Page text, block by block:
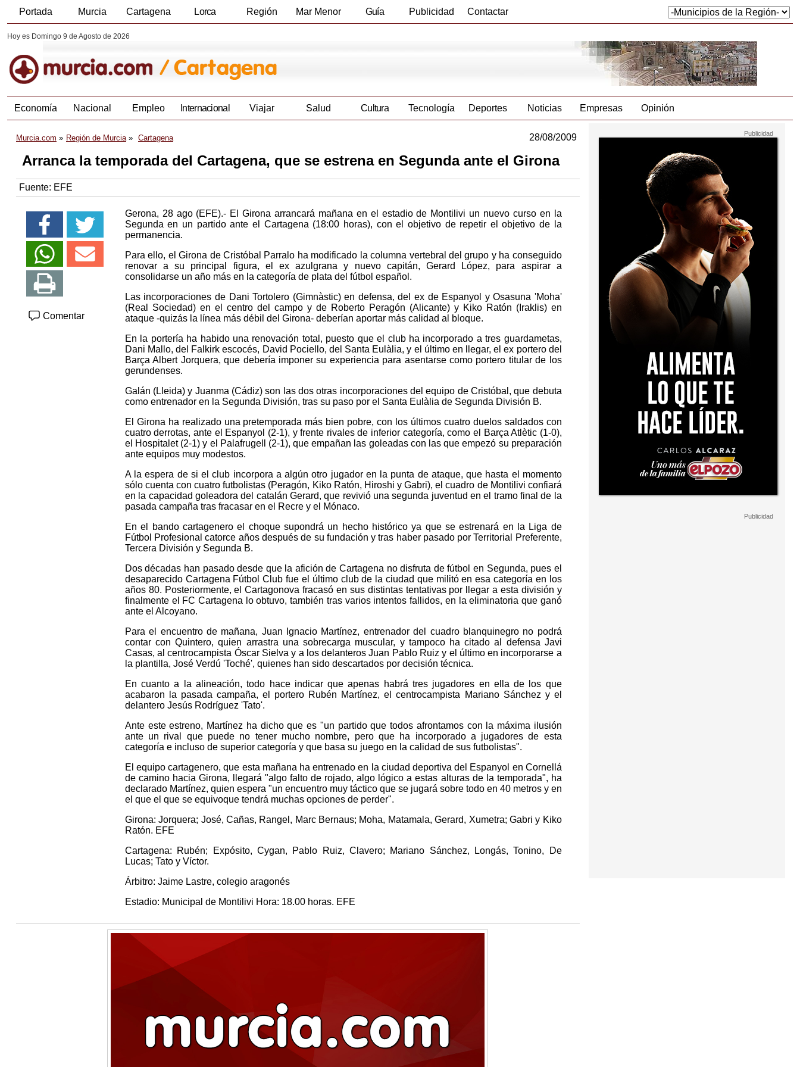
Portada Murcia Cartagena Lorca Región Mar Menor Guía Publicidad Contactar
Hoy es Domingo 9 de Agosto de 2026
Economía Nacional Empleo Internacional Viajar Salud Cultura Tecnología Deportes Noticias Empresas Opinión
Murcia.com Región de Murcia Cartagena 28/08/2009
Arranca la temporada del Cartagena, que se estrena en Segunda ante el Girona
Fuente: EFE
Comentar
Gerona, 28 ago (EFE).- El Girona arrancará mañana en el estadio de Montilivi un nuevo curso en la
Segunda en un partido ante el Cartagena (18:00 horas), con el objetivo de repetir el objetivo de la
permanencia.
Para ello, el Girona de Cristóbal Parralo ha modificado la columna vertebral del grupo y ha conseguido
renovar a su principal figura, el ex azulgrana y nuevo capitán, Gerard López, para aspirar a
consolidarse un año más en la categoría de plata del fútbol español.
Las incorporaciones de Dani Tortolero (Gimnàstic) en defensa, del ex de Espanyol y Osasuna 'Moha'
(Real Sociedad) en el centro del campo y de Roberto Peragón (Alicante) y Kiko Ratón (Iraklis) en
ataque -quizás la línea más débil del Girona- deberían aportar más calidad al bloque.
En la portería ha habido una renovación total, puesto que el club ha incorporado a tres guardametas,
Dani Mallo, del Falkirk escocés, David Pociello, del Santa Eulàlia, y el último en llegar, el ex portero del
Barça Albert Jorquera, que debería imponer su experiencia para asentarse como portero titular de los
gerundenses.
Galán (Lleida) y Juanma (Cádiz) son las dos otras incorporaciones del equipo de Cristóbal, que debuta
como entrenador en la Segunda División, tras su paso por el Santa Eulàlia de Segunda División B.
El Girona ha realizado una pretemporada más bien pobre, con los últimos cuatro duelos saldados con
cuatro derrotas, ante el Espanyol (2-1), y frente rivales de inferior categoría, como el Barça Atlètic (1-0),
el Hospitalet (2-1) y el Palafrugell (2-1), que empañan las goleadas con las que empezó su preparación
ante equipos muy modestos.
A la espera de si el club incorpora a algún otro jugador en la punta de ataque, que hasta el momento
sólo cuenta con cuatro futbolistas (Peragón, Kiko Ratón, Hiroshi y Gabri), el cuadro de Montilivi confiará
en la capacidad goleadora del catalán Gerard, que revivió una segunda juventud en el tramo final de la
pasada campaña tras fracasar en el Recre y el Mónaco.
En el bando cartagenero el choque supondrá un hecho histórico ya que se estrenará en la Liga de
Fútbol Profesional catorce años después de su fundación y tras haber pasado por Territorial Preferente,
Tercera División y Segunda B.
Dos décadas han pasado desde que la afición de Cartagena no disfruta de fútbol en Segunda, pues el
desaparecido Cartagena Fútbol Club fue el último club de la ciudad que militó en esa categoría en los
años 80. Posteriormente, el Cartagonova fracasó en sus distintas tentativas por llegar a esta división y
finalmente el FC Cartagena lo obtuvo, también tras varios intentos fallidos, en la eliminatoria que ganó
ante el Alcoyano.
Para el encuentro de mañana, Juan Ignacio Martínez, entrenador del cuadro blanquinegro no podrá
contar con Quintero, quien arrastra una sobrecarga muscular, y tampoco ha citado al defensa Javi
Casas, al centrocampista Óscar Sielva y a los delanteros Juan Pablo Ruiz y el último en incorporarse a
la plantilla, José Verdú 'Toché', quienes han sido descartados por decisión técnica.
En cuanto a la alineación, todo hace indicar que apenas habrá tres jugadores en ella de los que
acabaron la pasada campaña, el portero Rubén Martínez, el centrocampista Mariano Sánchez y el
delantero Jesús Rodríguez 'Tato'.
Ante este estreno, Martínez ha dicho que es "un partido que todos afrontamos con la máxima ilusión
ante un rival que puede no tener mucho nombre, pero que ha incorporado a jugadores de esta
categoría e incluso de superior categoría y que basa su juego en la calidad de sus futbolistas".
El equipo cartagenero, que esta mañana ha entrenado en la ciudad deportiva del Espanyol en Cornellá
de camino hacia Girona, llegará "algo falto de rojado, algo lógico a estas alturas de la temporada", ha
declarado Martínez, quien espera "un encuentro muy táctico que se jugará sobre todo en 40 metros y en
el que el que se equivoque tendrá muchas opciones de perder".
Girona: Jorquera; José, Cañas, Rangel, Marc Bernaus; Moha, Matamala, Gerard, Xumetra; Gabri y Kiko
Ratón. EFE
Cartagena: Rubén; Expósito, Cygan, Pablo Ruiz, Clavero; Mariano Sánchez, Longás, Tonino, De
Lucas; Tato y Víctor.
Árbitro: Jaime Lastre, colegio aragonés
Estadio: Municipal de Montilivi Hora: 18.00 horas. EFE